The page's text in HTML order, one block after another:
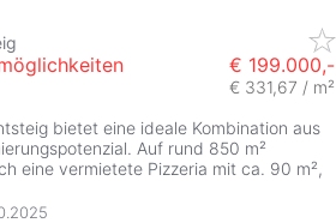
€ 199.000,-
€ 331,67 / m²
bietet eine ideale Kombination aus
Auf rund 850 m²
eine vermietete Pizzeria mit ca. 90 m²,